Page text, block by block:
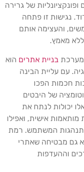
ופונקציונליות של גרירה
נגישות זו פתחה
והעצימה אותם
מאמץ.
בניית אתרים הוא
עם עליית הבינה
חכמות הפכו
של היבטים
יכולות לנתח את
אישית, ואפילו
המשתמש. רמת
גם מבטיחה שאתרי
וההעדפות